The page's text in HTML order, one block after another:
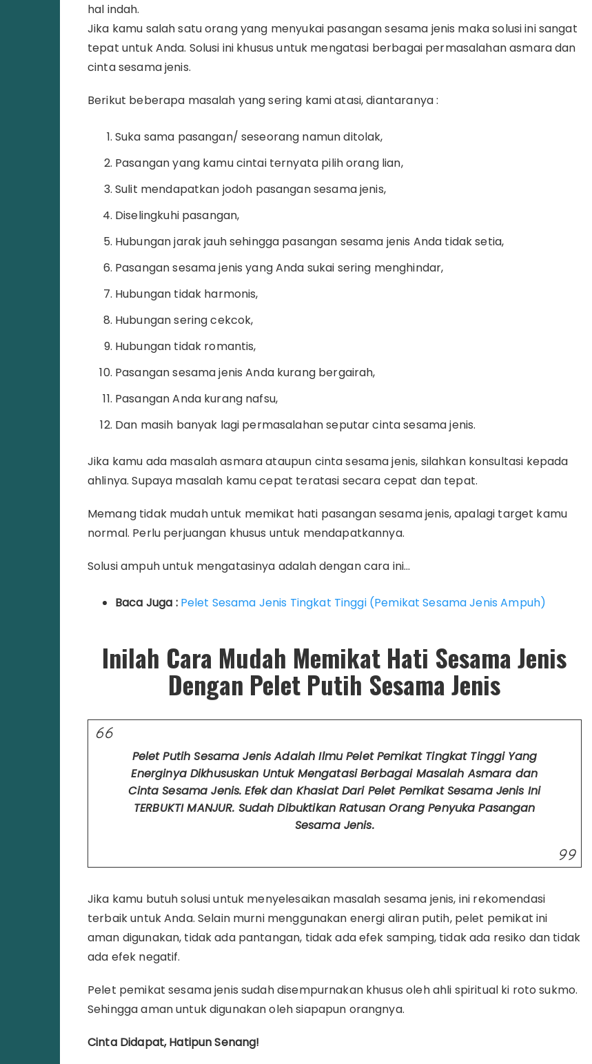
hal indah.
Jika kamu salah satu orang yang menyukai pasangan sesama jenis maka solusi ini sangat
tepat untuk Anda. Solusi ini khusus untuk mengatasi berbagai permasalahan asmara dan
cinta sesama jenis.
Berikut beberapa masalah yang sering kami atasi, diantaranya :
Suka sama pasangan/ seseorang namun ditolak,
Pasangan yang kamu cintai ternyata pilih orang lian,
Sulit mendapatkan jodoh pasangan sesama jenis,
Diselingkuhi pasangan,
Hubungan jarak jauh sehingga pasangan sesama jenis Anda tidak setia,
Pasangan sesama jenis yang Anda sukai sering menghindar,
Hubungan tidak harmonis,
Hubungan sering cekcok,
Hubungan tidak romantis,
Pasangan sesama jenis Anda kurang bergairah,
Pasangan Anda kurang nafsu,
Dan masih banyak lagi permasalahan seputar cinta sesama jenis.
Jika kamu ada masalah asmara ataupun cinta sesama jenis, silahkan konsultasi kepada
ahlinya. Supaya masalah kamu cepat teratasi secara cepat dan tepat.
Memang tidak mudah untuk memikat hati pasangan sesama jenis, apalagi target kamu
normal. Perlu perjuangan khusus untuk mendapatkannya.
Solusi ampuh untuk mengatasinya adalah dengan cara ini…
Baca Juga : Pelet Sesama Jenis Tingkat Tinggi (Pemikat Sesama Jenis Ampuh)
Inilah Cara Mudah Memikat Hati Sesama Jenis
Dengan Pelet Putih Sesama Jenis
Pelet Putih Sesama Jenis Adalah Ilmu Pelet Pemikat Tingkat Tinggi Yang
Energinya Dikhususkan Untuk Mengatasi Berbagai Masalah Asmara dan
Cinta Sesama Jenis. Efek dan Khasiat Dari Pelet Pemikat Sesama Jenis Ini
TERBUKTI MANJUR. Sudah Dibuktikan Ratusan Orang Penyuka Pasangan
Sesama Jenis.
Jika kamu butuh solusi untuk menyelesaikan masalah sesama jenis, ini rekomendasi
terbaik untuk Anda. Selain murni menggunakan energi aliran putih, pelet pemikat ini
aman digunakan, tidak ada pantangan, tidak ada efek samping, tidak ada resiko dan tidak
ada efek negatif.
Pelet pemikat sesama jenis sudah disempurnakan khusus oleh ahli spiritual ki roto sukmo.
Sehingga aman untuk digunakan oleh siapapun orangnya.
Cinta Didapat, Hatipun Senang!